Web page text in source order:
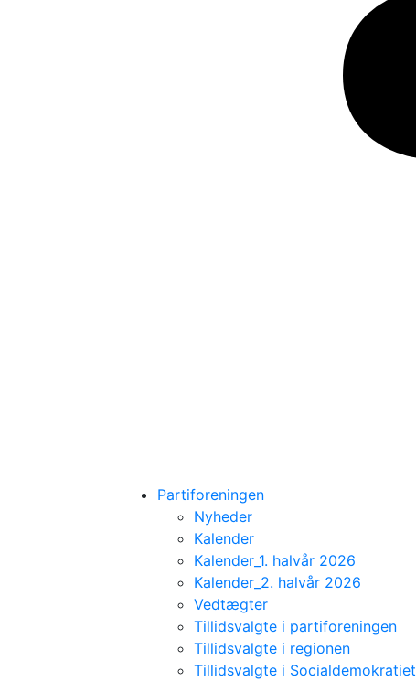
Partiforeningen
Nyheder
Kalender
Kalender_1. halvår 2026
Kalender_2. halvår 2026
Vedtægter
Tillidsvalgte i partiforeningen
Tillidsvalgte i regionen
Tillidsvalgte i Socialdemokratiet